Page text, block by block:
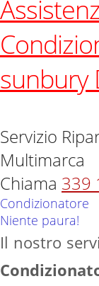
Contatti
sunbury
Servizio
Chiama 339
Niente paura!
Il nostro